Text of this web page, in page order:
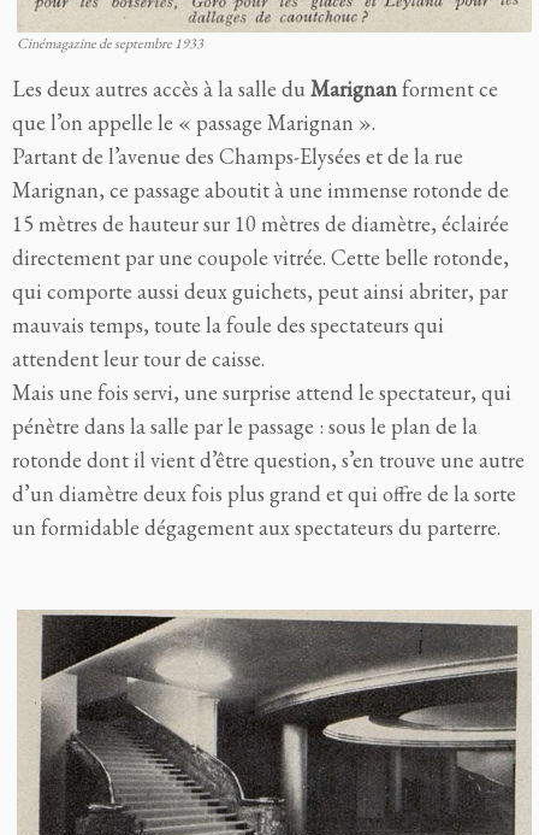
Cinémagazine de septembre 1933
Les deux autres accès à la salle du Marignanforment ce
que l’on appelle le « passage Marignan ».
Partant de l’avenue des Champs-Elysées et de la rue
Marignan, ce passage aboutit à une immense rotonde de
15 mètres de hauteur sur 10 mètres de diamètre, éclairée
directement par une coupole vitrée. Cette belle rotonde,
qui comporte aussi deux guichets, peut ainsi abriter, par
mauvais temps, toute la foule des spectateurs qui
attendent leur tour de caisse.
Mais une fois servi, une surprise attend le spectateur, qui
pénètre dans la salle par le passage : sous le plan de la
rotonde dont il vient d’être question, s’en trouve une autre
d’un diamètre deux fois plus grand et qui offre de la sorte
un formidable dégagement aux spectateurs du parterre.